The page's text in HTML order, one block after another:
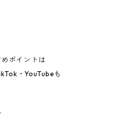
ポイントは
・YouTubeも